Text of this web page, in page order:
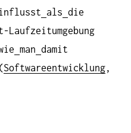
als die
Laufzeitumgebung
man damit
Softwareentwicklung,